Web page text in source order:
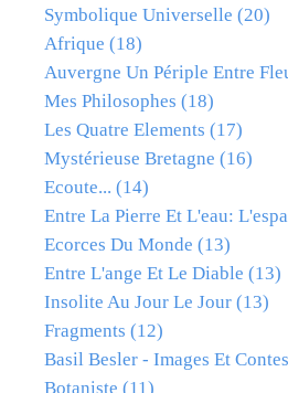
Symbolique Universelle (20)
Afrique (18)
Auvergne Un Périple Entre
Mes Philosophes (18)
Les Quatre Elements (17)
Mystérieuse Bretagne (16)
Ecoute... (14)
Entre La Pierre Et L'eau:
Ecorces Du Monde (13)
Entre L'ange Et Le Diable (13)
Insolite Au Jour Le Jour (13)
Fragments (12)
Basil Besler - Images Et
Botaniste (11)